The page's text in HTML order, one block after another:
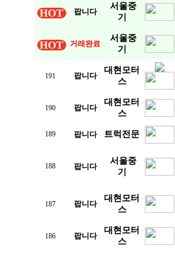
HOT 팝니다
서울중
기
HOT 거래완료
서울중
기
191 팝니다
대현모터
스
190 팝니다
대현모터
스
189 팝니다 트럭전문
188 팝니다
서울중
기
187 팝니다
대현모터
스
186 팝니다
대현모터
스